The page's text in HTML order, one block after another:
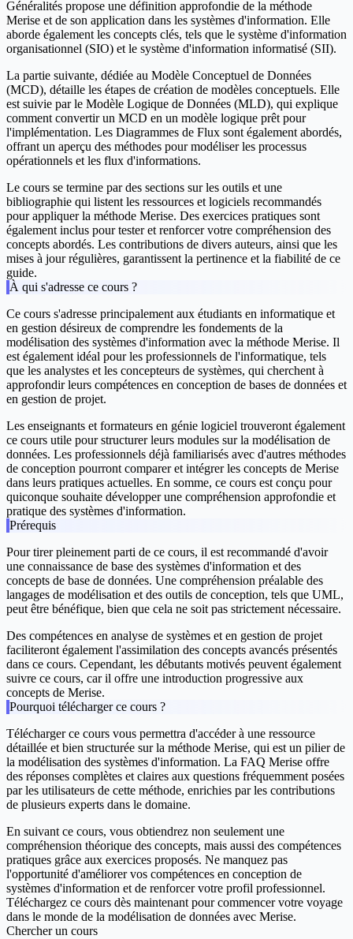
Généralités propose une définition approfondie de la méthode
Merise et de son application dans les systèmes d'information. Elle
aborde également les concepts clés, tels que le système d'information
organisationnel (SIO) et le système d'information informatisé (SII).
La partie suivante, dédiée au Modèle Conceptuel de Données
(MCD), détaille les étapes de création de modèles conceptuels. Elle
est suivie par le Modèle Logique de Données (MLD), qui explique
comment convertir un MCD en un modèle logique prêt pour
l'implémentation. Les Diagrammes de Flux sont également abordés,
offrant un aperçu des méthodes pour modéliser les processus
opérationnels et les flux d'informations.
Le cours se termine par des sections sur les outils et une
bibliographie qui listent les ressources et logiciels recommandés
pour appliquer la méthode Merise. Des exercices pratiques sont
également inclus pour tester et renforcer votre compréhension des
concepts abordés. Les contributions de divers auteurs, ainsi que les
mises à jour régulières, garantissent la pertinence et la fiabilité de ce
guide.
À qui s'adresse ce cours ?
Ce cours s'adresse principalement aux étudiants en informatique et
en gestion désireux de comprendre les fondements de la
modélisation des systèmes d'information avec la méthode Merise. Il
est également idéal pour les professionnels de l'informatique, tels
que les analystes et les concepteurs de systèmes, qui cherchent à
approfondir leurs compétences en conception de bases de données et
en gestion de projet.
Les enseignants et formateurs en génie logiciel trouveront également
ce cours utile pour structurer leurs modules sur la modélisation de
données. Les professionnels déjà familiarisés avec d'autres méthodes
de conception pourront comparer et intégrer les concepts de Merise
dans leurs pratiques actuelles. En somme, ce cours est conçu pour
quiconque souhaite développer une compréhension approfondie et
pratique des systèmes d'information.
Prérequis
Pour tirer pleinement parti de ce cours, il est recommandé d'avoir
une connaissance de base des systèmes d'information et des
concepts de base de données. Une compréhension préalable des
langages de modélisation et des outils de conception, tels que UML,
peut être bénéfique, bien que cela ne soit pas strictement nécessaire.
Des compétences en analyse de systèmes et en gestion de projet
faciliteront également l'assimilation des concepts avancés présentés
dans ce cours. Cependant, les débutants motivés peuvent également
suivre ce cours, car il offre une introduction progressive aux
concepts de Merise.
Pourquoi télécharger ce cours ?
Télécharger ce cours vous permettra d'accéder à une ressource
détaillée et bien structurée sur la méthode Merise, qui est un pilier de
la modélisation des systèmes d'information. La FAQ Merise offre
des réponses complètes et claires aux questions fréquemment posées
par les utilisateurs de cette méthode, enrichies par les contributions
de plusieurs experts dans le domaine.
En suivant ce cours, vous obtiendrez non seulement une
compréhension théorique des concepts, mais aussi des compétences
pratiques grâce aux exercices proposés. Ne manquez pas
l'opportunité d'améliorer vos compétences en conception de
systèmes d'information et de renforcer votre profil professionnel.
Téléchargez ce cours dès maintenant pour commencer votre voyage
dans le monde de la modélisation de données avec Merise.
Chercher un cours